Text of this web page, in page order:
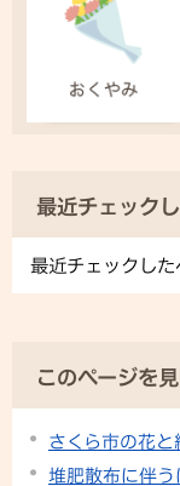
最近チェック
最近チェックした
このページを
さくら市の花と
堆肥散布に伴